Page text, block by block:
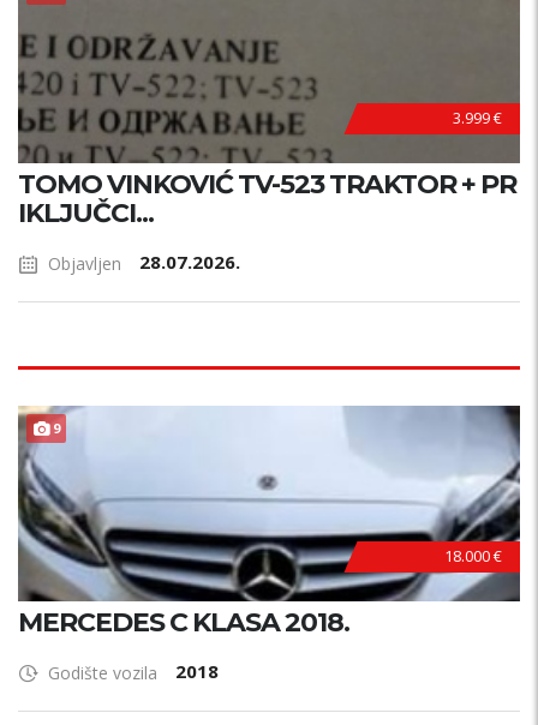
3.999 €
TOMO VINKOVIĆ TV-523 TRAKTOR + PR
IKLJUČCI...
Objavljen 28.07.2026.
9
18.000 €
MERCEDES C KLASA 2018.
Godište vozila 2018